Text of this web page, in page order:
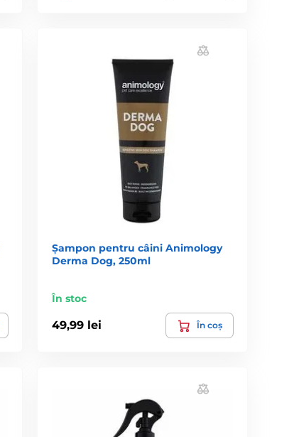
Șampon pentru câini Animology
Derma Dog, 250ml
În stoc
49,99 lei În coș